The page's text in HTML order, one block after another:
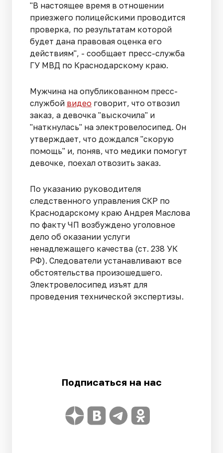
"В настоящее время в отношении
приезжего полицейскими проводится
проверка, по результатам которой
будет дана правовая оценка его
действиям", - сообщает пресс-служба
ГУ МВД по Краснодарскому краю.
Мужчина на опубликованном пресс-
службой видео говорит, что отвозил
заказ, а девочка "выскочила" и
"наткнулась" на электровелосипед. Он
утверждает, что дождался "скорую
помощь" и, поняв, что медики помогут
девочке, поехал отвозить заказ.
По указанию руководителя
следственного управления СКР по
Краснодарскому краю Андрея Маслова
по факту ЧП возбуждено уголовное
дело об оказании услуги
ненадлежащего качества (ст. 238 УК
РФ). Следователи устанавливают все
обстоятельства произошедшего.
Электровелосипед изъят для
проведения технической экспертизы.
Подписаться на нас